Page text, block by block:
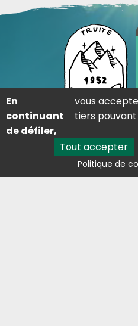
Lieu dit saint-martin
En
continuant
de défiler,
vous
tiers
Tout accepter
Politique de